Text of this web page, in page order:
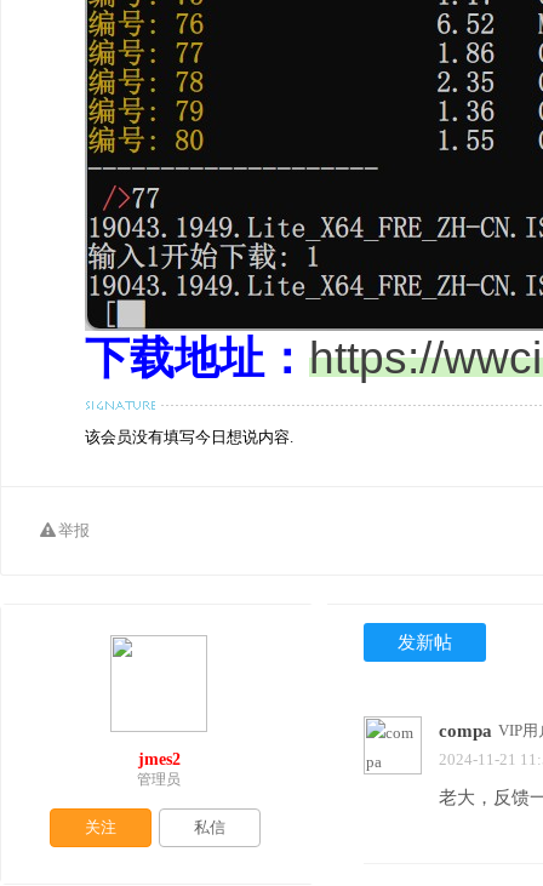
下载地址： https://
该会员没有填写今日想说内容.
举报
发新帖
compa VIP用
2024-11-21
老大，反馈
jmes2
管理员
关注 私信